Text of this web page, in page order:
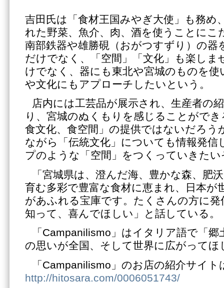
吉田氏は「食材王国みやぎ大使」も務め
れた野菜、魚介、肉、酒を使うことにこ
南部鉄器や雄勝硯（おがつすずり）の器
だけでなく、「空間」「文化」も楽しま
けでなく、器にも東北や宮城のものを使
や文化にもアプローチしたいという。
店内には工芸品が展示され、生産者の
り、宮城のぬくもりを感じることがで
食文化、食空間」の提供ではないだろう
ながら「伝統文化」についても情報発信
プのような「空間」をつくっていきた
「宮城県は、澄んだ海、豊かな森、肥
育む多彩で豊富な食材に恵まれ、日本が
があふれる宝庫です。たくさんの方に発
知って、喜んでほしい」と話している。
「Campanilismo」はイタリア語で「
の思いが全国、そして世界に広がってほ
「Campanilismo」のお店の紹介サイト
http://hitosara.com/0006051743/